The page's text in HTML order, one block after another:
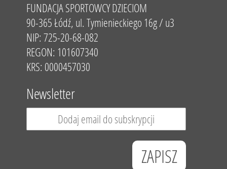
FUNDACJA SPORTOWCY DZIECIOM
90-365 Łódź, ul. Tymienieckiego 16g / u3
NIP: 725-20-68-082
REGON: 101607340
KRS: 0000457030
Newsletter